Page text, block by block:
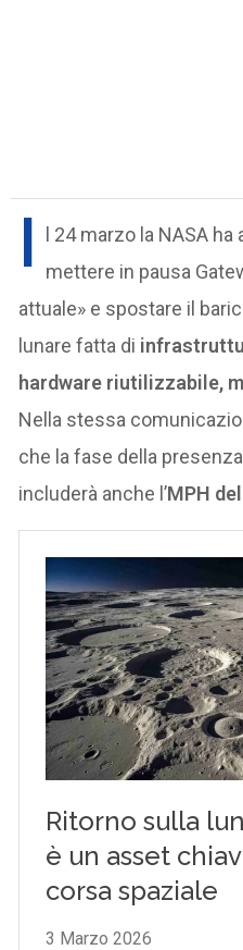
I
l 24 marzo la NASA
mettere in pausa
attuale» e spostare il
lunare fatta di
hardware riutilizzabile,
Nella stessa
che la fase della
includerà anche l’MPH